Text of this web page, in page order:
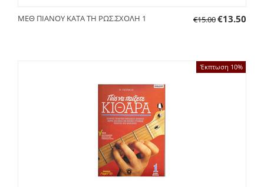
ΜΕΘ ΠΙΑΝΟΥ ΚΑΤΑ ΤΗ ΡΩΣ.ΣΧΟΛΗ 1 €15.00€13.50
Έκπτωση 10%